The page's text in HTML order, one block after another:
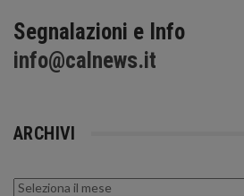
Segnalazioni e Info
info@calnews.it
ARCHIVI
Archivi